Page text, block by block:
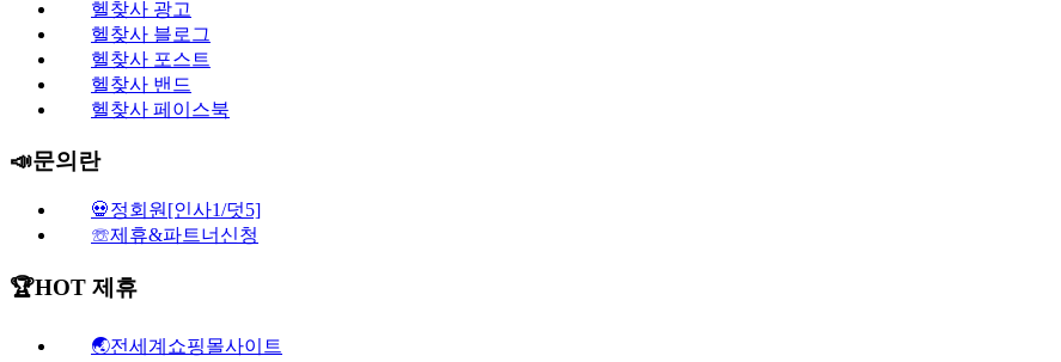
헬찾사 광고
헬찾사 블로그
헬찾사 포스트
헬찾사 밴드
헬찾사 페이스북
📣문의란
💀정회원[인사1/덧5]
☏제휴&파트너신청
🏆HOT 제휴
🌏전세계쇼핑몰사이트